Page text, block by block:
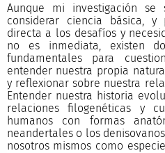
Aunque mi investigación
considerar ciencia básica,
directa a los desafíos y
no es inmediata, existen
fundamentales para
entender nuestra propia
y reflexionar sobre nuestra
Entender nuestra historia
relaciones filogenéticas y
humanos con formas
neandertales o los
nosotros mismos como